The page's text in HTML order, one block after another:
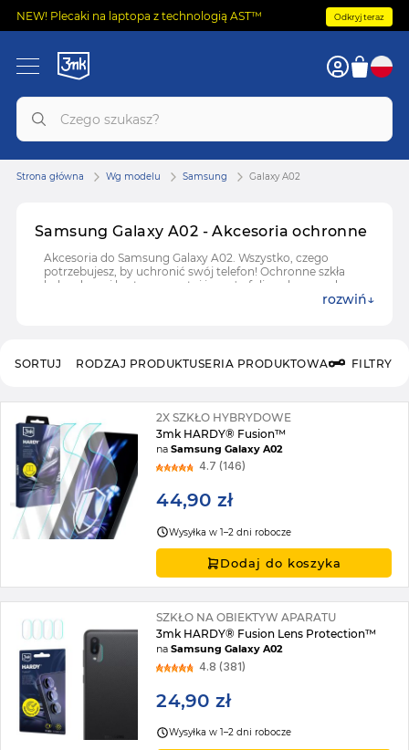
NEW! Plecaki na laptopa z technologią AST™ Odkryj teraz
Samsung Galaxy A02 - Akcesoria ochronne
Akcesoria do Samsung Galaxy A02. Wszystko, czego
potrzebujesz, by uchronić swój telefon! Ochronne szkła
hybrydowe i hartowane, etui i case'y, folie ochronne do
rozwiń
Strona główna Wg modelu Samsung Galaxy A02
RODZAJ PRODUKTUSERIA PRODUKTOWA FILTRY
SORTUJ
2X SZKŁO HYBRYDOWE
3mk HARDY® Fusion™
naSamsung Galaxy A02
4.7 (146)
44,90 zł
Wysyłka w 1–2 dni robocze
Dodaj do koszyka
SZKŁO NA OBIEKTYW APARATU
3mk HARDY® Fusion Lens Protection™
naSamsung Galaxy A02
4.8 (381)
24,90 zł
Wysyłka w 1–2 dni robocze